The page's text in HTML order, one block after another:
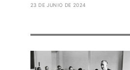
23 DE JUNIO DE 2024